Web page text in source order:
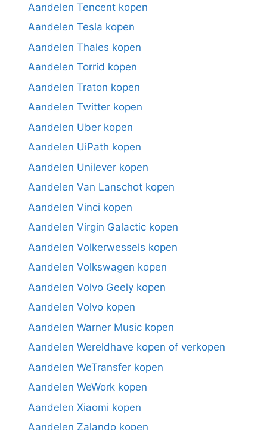
Aandelen Tencent kopen
Aandelen Tesla kopen
Aandelen Thales kopen
Aandelen Torrid kopen
Aandelen Traton kopen
Aandelen Twitter kopen
Aandelen Uber kopen
Aandelen UiPath kopen
Aandelen Unilever kopen
Aandelen Van Lanschot kopen
Aandelen Vinci kopen
Aandelen Virgin Galactic kopen
Aandelen Volkerwessels kopen
Aandelen Volkswagen kopen
Aandelen Volvo Geely kopen
Aandelen Volvo kopen
Aandelen Warner Music kopen
Aandelen Wereldhave kopen of verkopen
Aandelen WeTransfer kopen
Aandelen WeWork kopen
Aandelen Xiaomi kopen
Aandelen Zalando kopen